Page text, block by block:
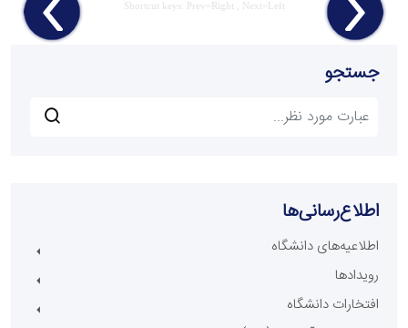
Shortcut keys: Prev=Right , Next=Left
جستجو
اطلاع‌رسانی‌ها
اطلاعیه‌های دانشگاه
رویدادها
افتخارات دانشگاه